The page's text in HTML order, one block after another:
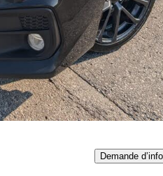
Affaire
Demande d’info